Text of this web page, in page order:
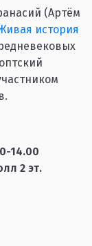
(Артём
история
-14.00
2 эт.